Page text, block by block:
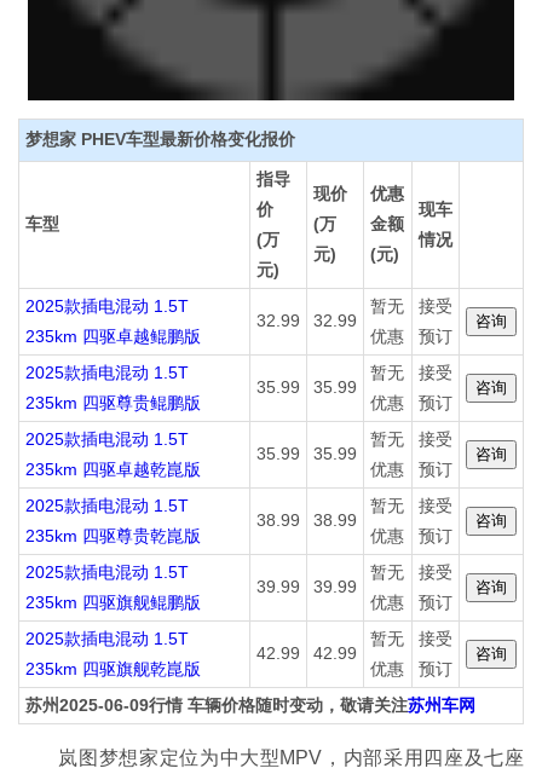
梦想家 PHEV车型最新价格变化报价
车型
指导
价
(万
元)
现价
(万
元)
优惠
金额
(元)
现车
情况
2025款插电混动 1.5T
235km 四驱卓越鲲鹏版
32.99 32.99
暂无
优惠
接受
预订
2025款插电混动 1.5T
235km 四驱尊贵鲲鹏版
35.99 35.99
暂无
优惠
接受
预订
2025款插电混动 1.5T
235km 四驱卓越乾崑版
35.99 35.99
暂无
优惠
接受
预订
2025款插电混动 1.5T
235km 四驱尊贵乾崑版
38.99 38.99
暂无
优惠
接受
预订
2025款插电混动 1.5T
235km 四驱旗舰鲲鹏版
39.99 39.99
暂无
优惠
接受
预订
2025款插电混动 1.5T
235km 四驱旗舰乾崑版
42.99 42.99
暂无
优惠
接受
预订
苏州2025-06-09行情 车辆价格随时变动，敬请关注苏州车网
岚图梦想家定位为中大型MPV，内部采用四座及七座